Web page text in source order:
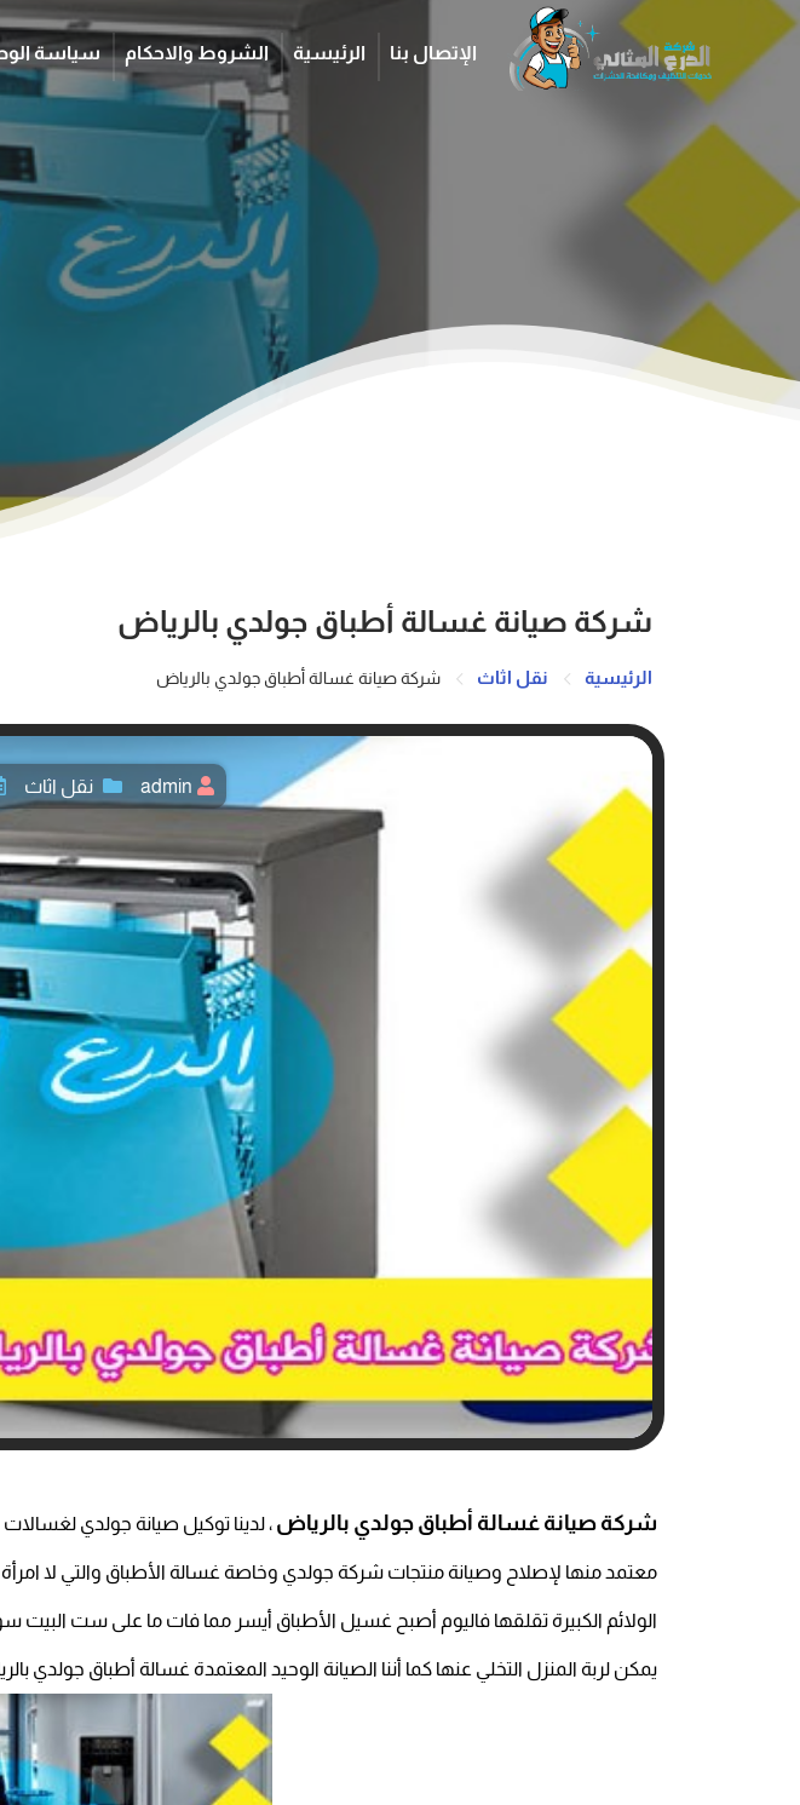
الإتصال بنا الرئيسية الشروط والاحكام سياسة
شركة صيانة غسالة أطباق جولدي بالرياض
الرئيسية نقل اثاث شركة صيانة غسالة أطباق جولدي بالرياض
admin نقل اثاث
شركة صيانة غسالة أطباق جولدي بالرياض ، لدينا توكيل صيانة جولدي
معتمد منها لإصلاح وصيانة منتجات شركة جولدي وخاصة غسالة الأطباق والتي لا
الولائم الكبيرة تقلقها فاليوم أصبح غسيل الأطباق أيسر مما فات ما على ست
يمكن لربة المنزل التخلي عنها كما أننا الصيانة الوحيد المعتمدة غسالة أطباق جولدي